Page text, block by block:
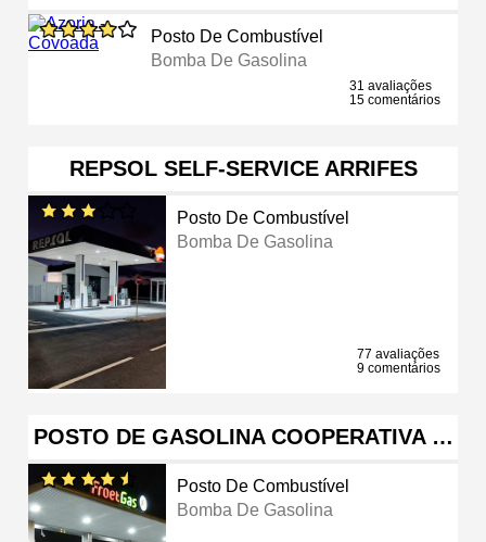
Posto De Combustível
Bomba De Gasolina
31 avaliações
15 comentários
REPSOL SELF-SERVICE ARRIFES
Posto De Combustível
Bomba De Gasolina
77 avaliações
9 comentários
POSTO DE GASOLINA COOPERATIVA …
Posto De Combustível
Bomba De Gasolina